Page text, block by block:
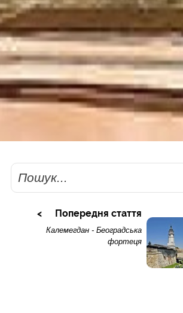
Пошук
Попередня стаття
Калемегдан - Београдська
фортеця